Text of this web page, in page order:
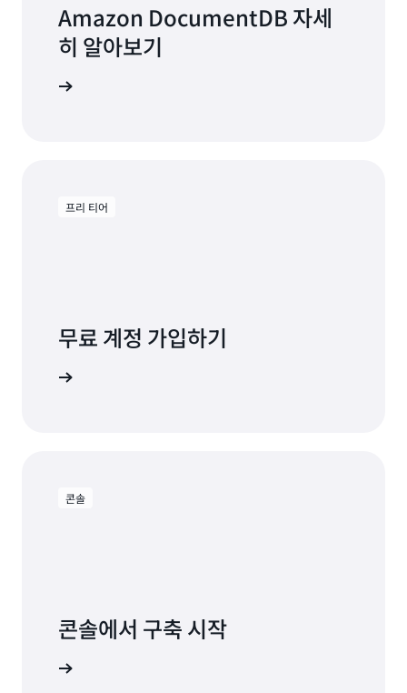
Amazon DocumentDB 자세
히 알아보기
프리 티어
무료 계정 가입하기
콘솔
콘솔에서 구축 시작